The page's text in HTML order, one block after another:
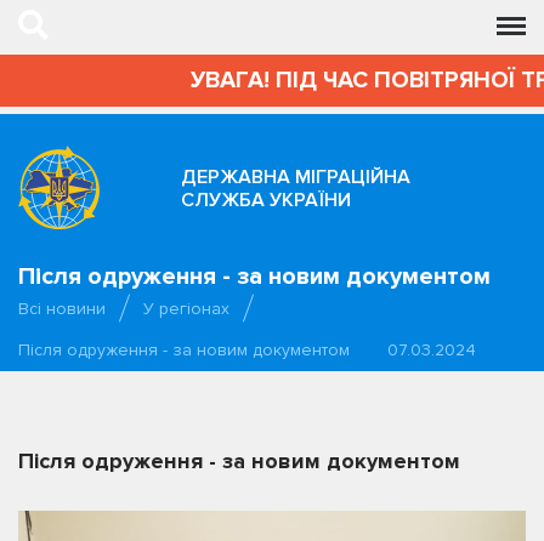
УВАГА! ПІД ЧАС ПОВІТРЯНОЇ
ДЕРЖАВНА МІГРАЦІЙНА
СЛУЖБА УКРАЇНИ
Після одруження - за новим документом
Всі новини
У регіонах
Після одруження - за новим документом
07.03.2024
Після одруження - за новим документом